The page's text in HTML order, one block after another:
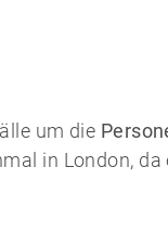
um die
in London,